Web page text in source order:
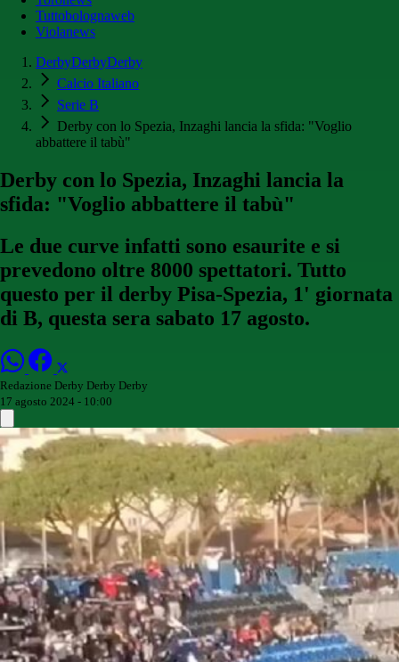
Tuttobolognaweb
Violanews
DerbyDerbyDerby
Calcio Italiano
Serie B
Derby con lo Spezia, Inzaghi lancia la sfida: "Voglio
abbattere il tabù"
Derby con lo Spezia, Inzaghi lancia la
sfida: "Voglio abbattere il tabù"
Le due curve infatti sono esaurite e si
prevedono oltre 8000 spettatori. Tutto
questo per il derby Pisa-Spezia, 1' giornata
di B, questa sera sabato 17 agosto.
Redazione Derby Derby Derby
17 agosto 2024 - 10:00